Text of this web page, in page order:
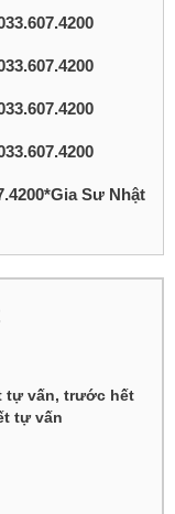
Sư Nhật
tự vấn, trước hết
tự vấn